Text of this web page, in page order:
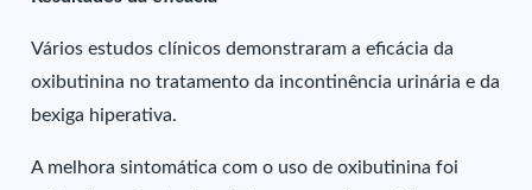
Vários estudos clínicos demonstraram a eficácia da
oxibutinina no tratamento da incontinência urinária e da
bexiga hiperativa.
A melhora sintomática com o uso de oxibutinina foi